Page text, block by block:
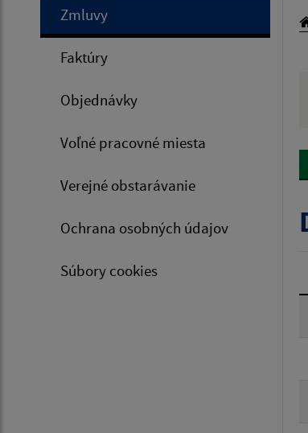
Zmluvy
Faktúry
Objednávky
Voľné pracovné miesta
Verejné obstarávanie
Ochrana osobných údajov
Súbory cookies